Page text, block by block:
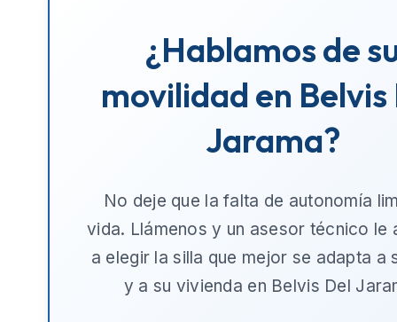
¿Hablamos de
movilidad en Belvis
Jarama?
No deje que la falta de autonomía
vida. Llámenos y un asesor técnico le
a elegir la silla que mejor se adapta a
y a su vivienda en Belvis Del